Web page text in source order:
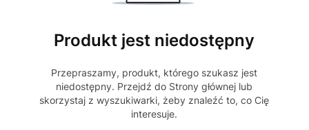
Produkt jest niedostępny
Przepraszamy, produkt, którego szukasz jest
niedostępny. Przejdź do Strony głównej lub
skorzystaj z wyszukiwarki, żeby znaleźć to, co Cię
interesuje.